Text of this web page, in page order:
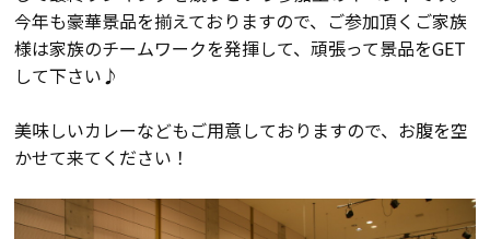
施工実績
イベント・見学会
モデルハウス紹介
今年も豪華景品を揃えておりますので、ご参加頂くご家族
様は家族のチームワークを発揮して、頑張って景品をGET
して下さい♪
美味しいカレーなどもご用意しておりますので、お腹を空
かせて来てください！